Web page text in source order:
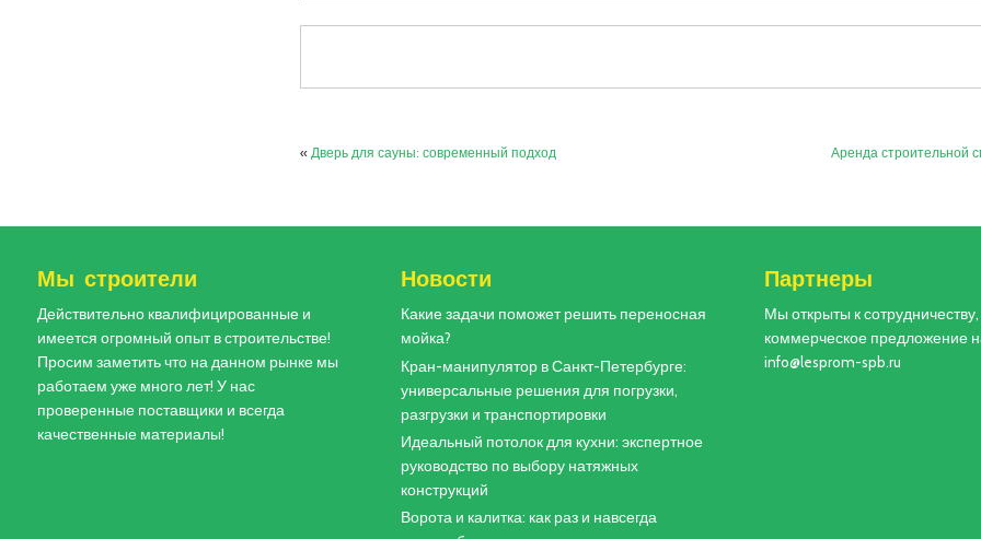
« Дверь для сауны: современный подход Аренда строительной
Мы строители
Действительно квалифицированные и
имеется огромный опыт в строительстве!
Просим заметить что на данном рынке мы
работаем уже много лет! У нас
проверенные поставщики и всегда
качественные материалы!
Новости
Какие задачи поможет решить переносная
мойка?
Кран-манипулятор в Санкт-Петербурге:
универсальные решения для погрузки,
разгрузки и транспортировки
Идеальный потолок для кухни: экспертное
руководство по выбору натяжных
конструкций
Ворота и калитка: как раз и навсегда
Партнеры
Мы открыты к
коммерческое предложение
info@lesprom-spb.ru